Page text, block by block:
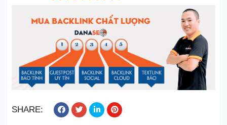
SHARE: